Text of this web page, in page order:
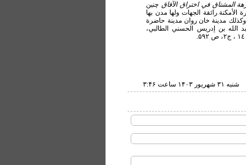
المشتاق في اختراق الآفاق چنین
رائقة الجهات ولها مدن بها
وكذلك مدينة خان روان مدينة حاضرة
الله بن إدريس الحسني الطالبي،
شنبه ۳۱ شهريور ۱۴۰۳ ساعت ۳:۴۶